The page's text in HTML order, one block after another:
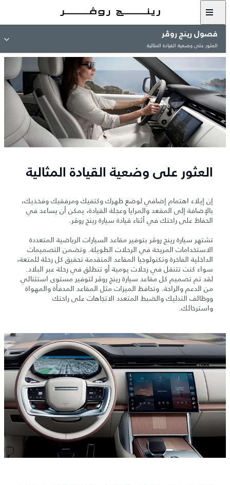
فصول رينج روڤر
العثور على وضعية القيادة المثالية
العثور على وضعية القيادة المثالية
إن إيلاء اهتمام إضافي لوضع ظهرك وكتفيك ومرفقيك وفخذيك،
بالإضافة إلى المقعد والمرايا وعجلة القيادة، يمكن أن يساعد في
الحفاظ على راحتك في أثناء قيادة سيارة رينج روڤر.
تشتهر سيارة رينج روڤر بتوفير مقاعد السيارات الرياضية المتعددة
الاستخدامات المريحة في الرحلات الطويلة. وتضمن التصميمات
الداخلية الفاخرة وتكنولوجيا المقاعد المتقدمة تحقيق كل رحلة للمتعة،
سواء كنت تتنقل في رحلات يومية أو تنطلق في رحلة عبر البلاد.
لقد تم تصميم كل مقاعد سيارة رينج روڤر لتوفير مستوى استثنائي
من الدعم والراحة. وتحافظ الميزات مثل المقاعد المدفأة والمهواة
ووظائف التدليك والضبط المتعدد الاتجاهات على راحتك
واسترخائك.